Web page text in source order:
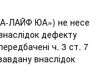
ЛАЙФ ЮА») не несе
дефекту
ч. 3 ст. 7
внаслідок